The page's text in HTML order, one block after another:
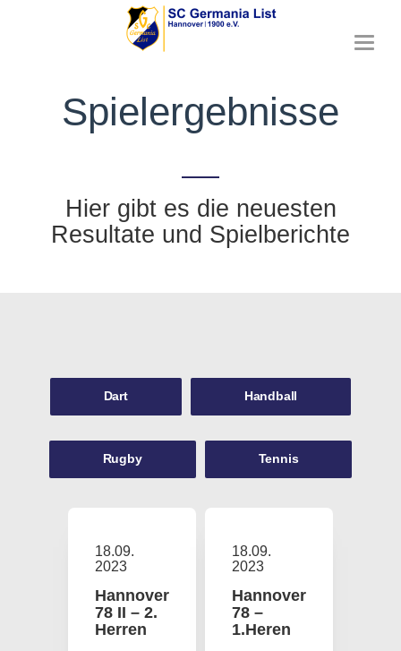
T
Spielergebnisse
Hier gibt es die neuesten
Resultate und Spielberichte
Dart Handball
Rugby Tennis
18.09.
2023
Hannover
78 II – 2.
Herren
18.09.
2023
Hannover
78 –
1.Heren